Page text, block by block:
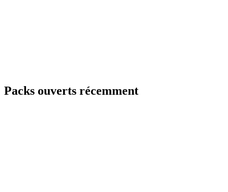
Packs ouverts récemment